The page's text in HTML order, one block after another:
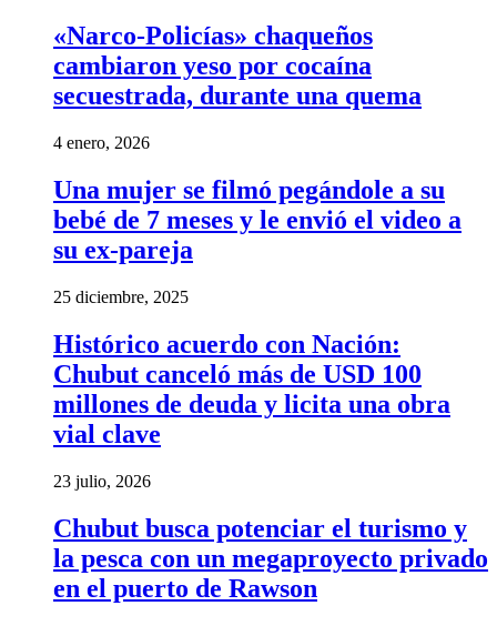
«Narco-Policías» chaqueños
cambiaron yeso por cocaína
secuestrada, durante una quema
4 enero, 2026
Una mujer se filmó pegándole a su
bebé de 7 meses y le envió el video a
su ex-pareja
25 diciembre, 2025
Histórico acuerdo con Nación:
Chubut canceló más de USD 100
millones de deuda y licita una obra
vial clave
23 julio, 2026
Chubut busca potenciar el turismo y
la pesca con un megaproyecto privado
en el puerto de Rawson